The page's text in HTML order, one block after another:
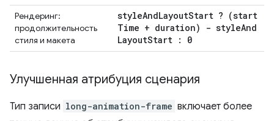
Рендеринг:
продолжительность
стиля и макета
styleAndLayoutStart ? (start
Time + duration) - styleAnd
LayoutStart : 0
Улучшенная атрибуция сценария
Тип записи long-animation-frame включает более